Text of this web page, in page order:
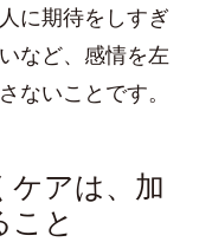
に期待をしすぎ
など、感情を左
ないことです。
ケアは、加
こと